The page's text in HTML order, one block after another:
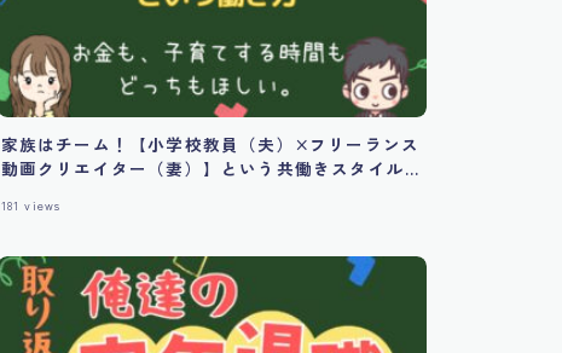
家族はチーム！【小学校教員（夫）×フリーランス
動画クリエイター（妻）】という共働きスタイル
育てをバランス良く両立させる。
181 views